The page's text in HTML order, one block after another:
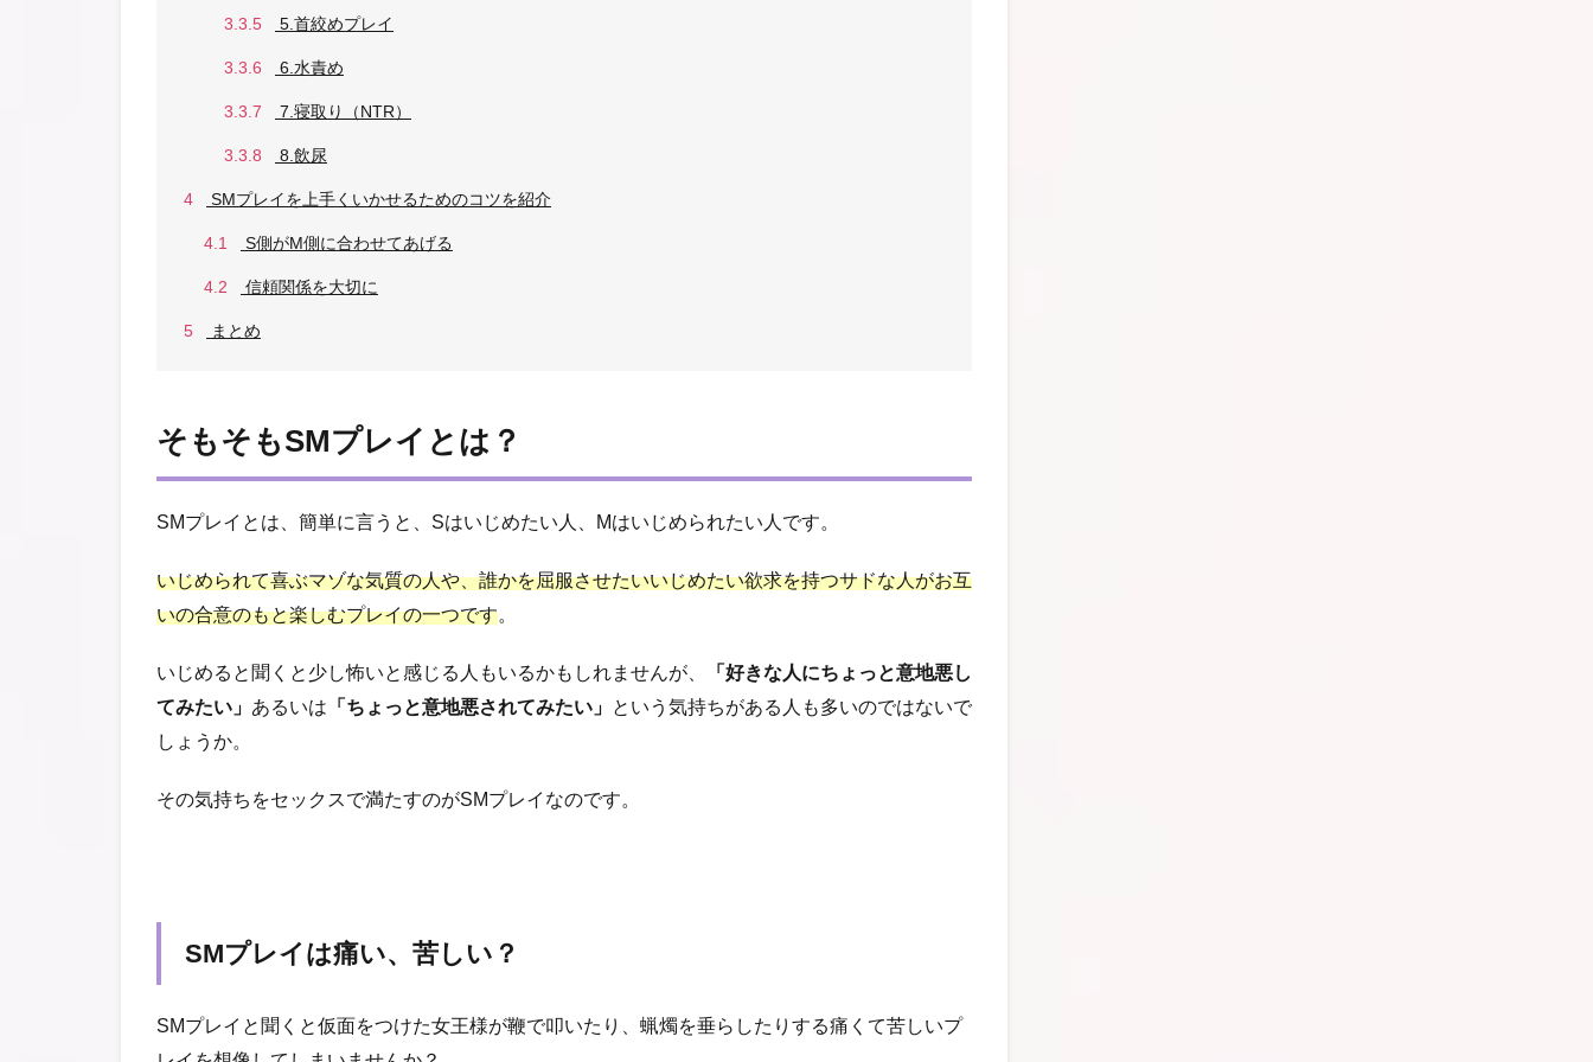
3.3.5 5.首絞めプレイ
3.3.6 6.水責め
3.3.7 7.寝取り（NTR）
3.3.8 8.飲尿
4 SMプレイを上手くいかせるためのコツを紹介
4.1 S側がM側に合わせてあげる
4.2 信頼関係を大切に
5 まとめ
そもそもSMプレイとは？
SMプレイとは、簡単に言うと、Sはいじめたい人、Mはいじめられたい人です。
いじめられて喜ぶマゾな気質の人や、誰かを屈服させたいいじめたい欲求を持つサドな人がお互
いの合意のもと楽しむプレイの一つです。
いじめると聞くと少し怖いと感じる人もいるかもしれませんが、
「好きな人にちょっと意地悪し
てみたい」 あるいは 「ちょっと意地悪されてみたい」 という気持ちがある人も多いのではないで
しょうか。
その気持ちをセックスで満たすのがSMプレイなのです。
SMプレイは痛い、苦しい？
SMプレイと聞くと仮面をつけた女王様が鞭で叩いたり、蝋燭を垂らしたりする痛くて苦しいプ